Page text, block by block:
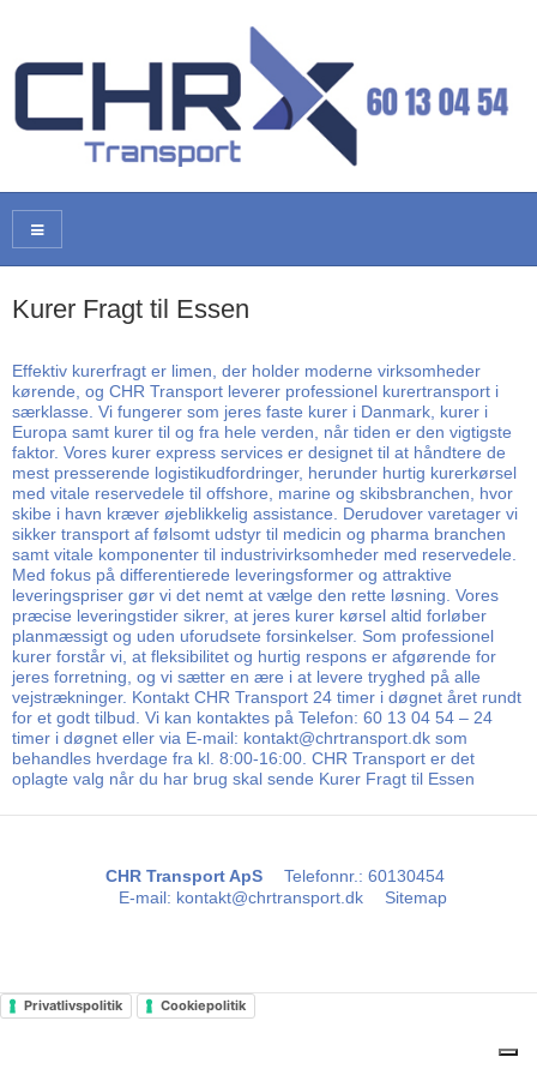
Kurer Fragt til Essen
Effektiv kurerfragt er limen, der holder moderne virksomheder
kørende, og CHR Transport leverer professionel kurertransport i
særklasse. Vi fungerer som jeres faste kurer i Danmark, kurer i
Europa samt kurer til og fra hele verden, når tiden er den vigtigste
faktor. Vores kurer express services er designet til at håndtere de
mest presserende logistikudfordringer, herunder hurtig kurerkørsel
med vitale reservedele til offshore, marine og skibsbranchen, hvor
skibe i havn kræver øjeblikkelig assistance. Derudover varetager vi
sikker transport af følsomt udstyr til medicin og pharma branchen
samt vitale komponenter til industrivirksomheder med reservedele.
Med fokus på differentierede leveringsformer og attraktive
leveringspriser gør vi det nemt at vælge den rette løsning. Vores
præcise leveringstider sikrer, at jeres kurer kørsel altid forløber
planmæssigt og uden uforudsete forsinkelser. Som professionel
kurer forstår vi, at fleksibilitet og hurtig respons er afgørende for
jeres forretning, og vi sætter en ære i at levere tryghed på alle
vejstrækninger. Kontakt CHR Transport 24 timer i døgnet året rundt
for et godt tilbud. Vi kan kontaktes på Telefon: 60 13 04 54 – 24
timer i døgnet eller via E-mail: kontakt@chrtransport.dk som
behandles hverdage fra kl. 8:00-16:00. CHR Transport er det
oplagte valg når du har brug skal sende Kurer Fragt til Essen
CHR Transport ApS Telefonnr.: 60130454
E-mail: kontakt@chrtransport.dk Sitemap
Privatlivspolitik Cookiepolitik